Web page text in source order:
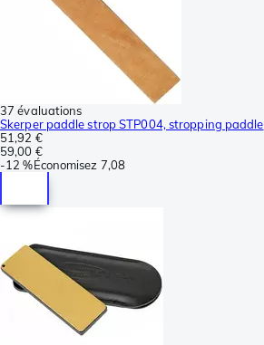
37 évaluations
Skerper paddle strop STP004, stropping paddle
51,92 €
59,00 €
-12 %Économisez 7,08